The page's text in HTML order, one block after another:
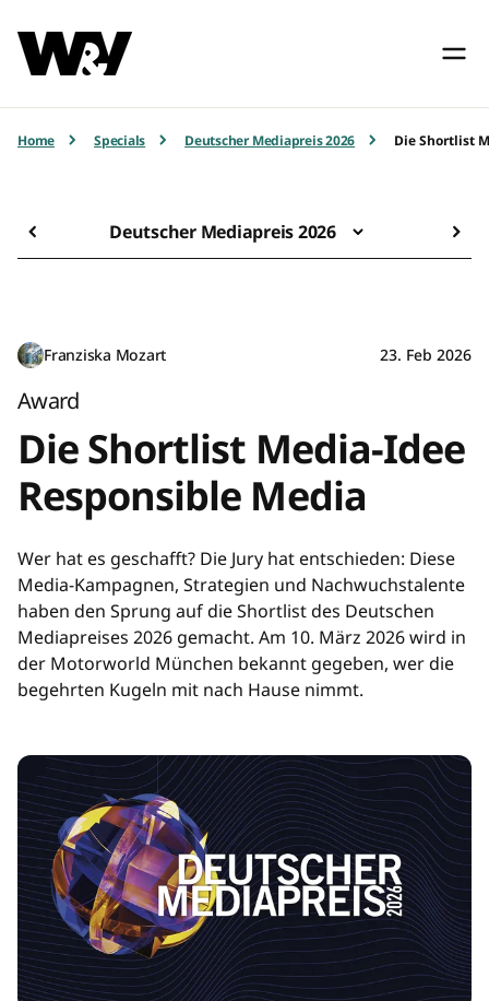
Home Specials Deutscher Mediapreis 2026 Die Shortlist
Deutscher Mediapreis 2026
Franziska Mozart 23. Feb 2026
Award
Die Shortlist Media-Idee
Responsible Media
Wer hat es geschafft? Die Jury hat entschieden: Diese
Media-Kampagnen, Strategien und Nachwuchstalente
haben den Sprung auf die Shortlist des Deutschen
Mediapreises 2026 gemacht. Am 10. März 2026 wird in
der Motorworld München bekannt gegeben, wer die
begehrten Kugeln mit nach Hause nimmt.